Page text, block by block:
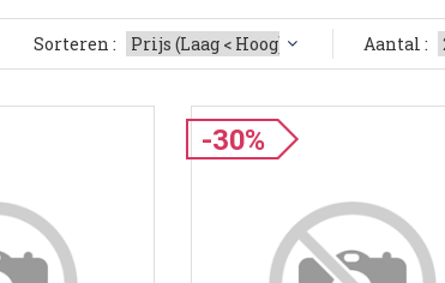
Sorteren : Aantal :
-30%